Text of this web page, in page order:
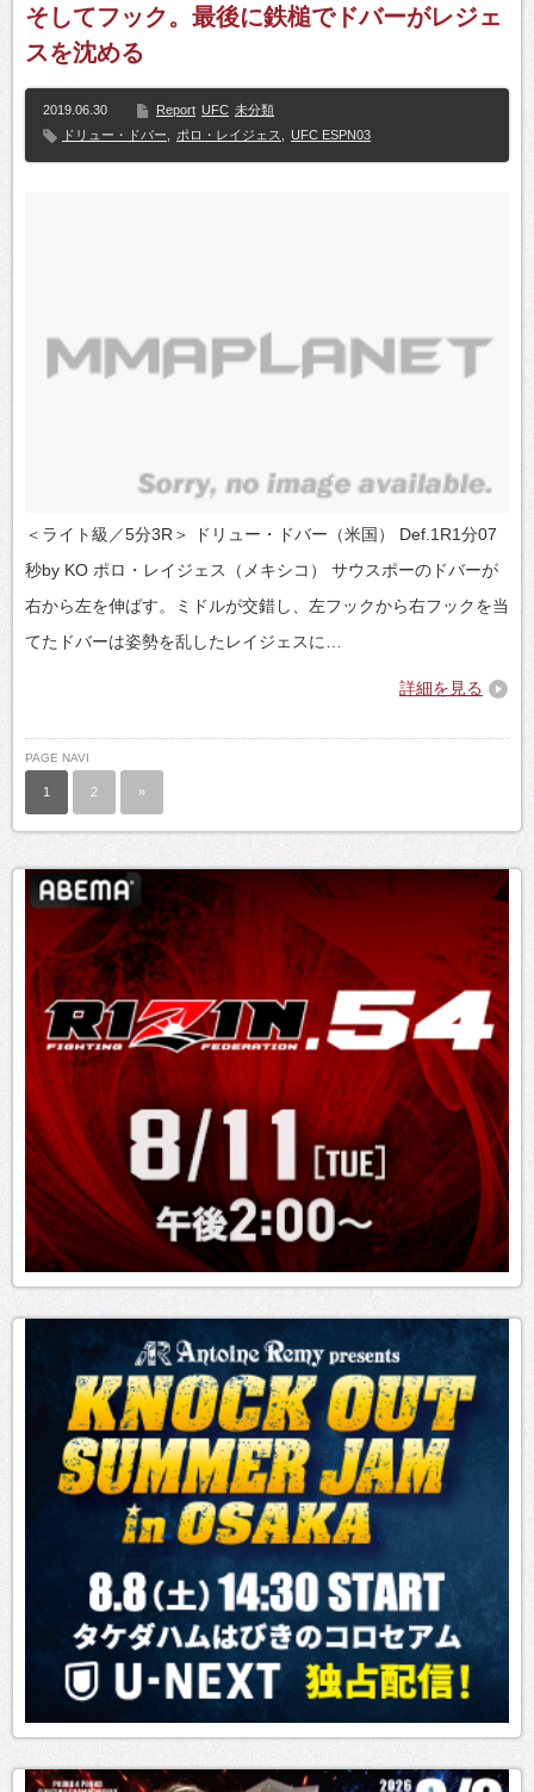
そしてフック。最後に鉄槌でドバーがレジェ
スを沈める
2019.06.30 Report UFC 未分類
ドリュー・ドバー
ポロ・レイジェス UFC ESPN03
＜ライト級／5分3R＞ ドリュー・ドバー（米国） Def.1R1分07
秒by KO ポロ・レイジェス（メキシコ） サウスポーのドバーが
右から左を伸ばす。ミドルが交錯し、左フックから右フックを当
てたドバーは姿勢を乱したレイジェスに…
詳細を見る
PAGE NAVI
1 2 »